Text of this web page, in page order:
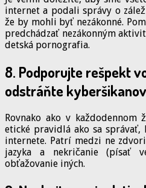
internet a podali správy o
že by mohli byť nezákonné.
predchádzať nezákonným
detská pornografia.
8. Podporujte rešpekt
odstráňte
Rovnako ako v každodennom
etické pravidlá ako sa
internete. Patrí medzi ne
jazyka a nekričanie (písať
obťažovanie iných.